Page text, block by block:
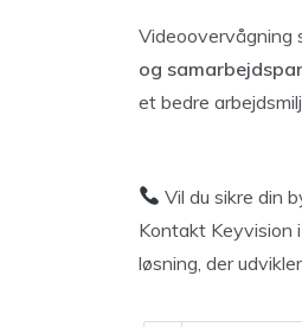
Videoovervågning
og
et bedre
Vil du sikre din
Kontakt Keyvision
løsning, der